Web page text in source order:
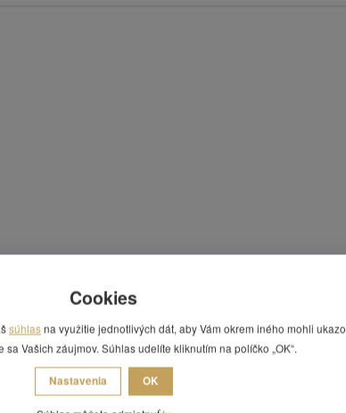
Cookies
súhlasna využitie jednotlivých dát, aby Vám okrem iného mohli
sa Vašich záujmov. Súhlas udelíte kliknutím na políčko „OK“.
Nastavenia OK